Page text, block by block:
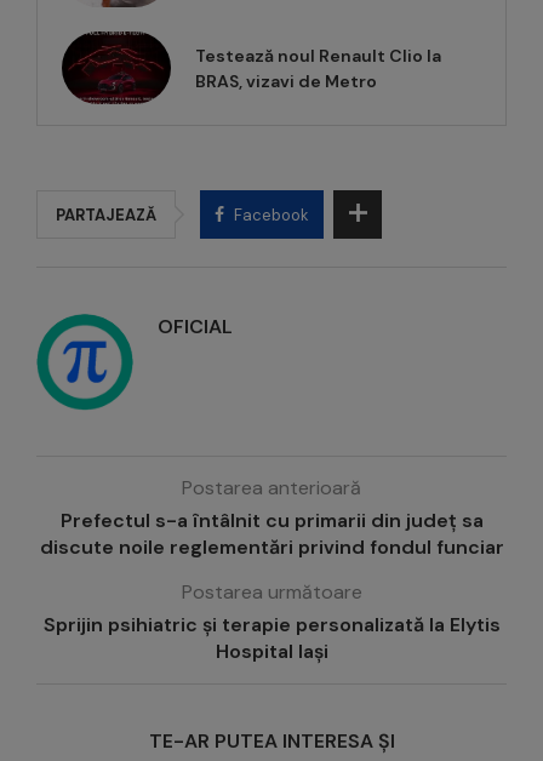
Testează noul Renault Clio la
BRAS, vizavi de Metro
PARTAJEAZĂ Facebook
OFICIAL
Postarea anterioară
Prefectul s-a întâlnit cu primarii din județ sa
discute noile reglementări privind fondul funciar
Postarea următoare
Sprijin psihiatric și terapie personalizată la Elytis
Hospital Iași
TE-AR PUTEA INTERESA ȘI